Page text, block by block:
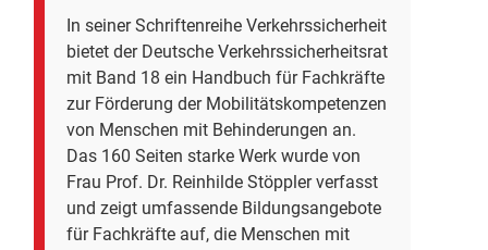
In seiner Schriftenreihe Verkehrssicherheit
bietet der Deutsche Verkehrssicherheitsrat
mit Band 18 ein Handbuch für Fachkräfte
zur Förderung der Mobilitätskompetenzen
von Menschen mit Behinderungen an.
Das 160 Seiten starke Werk wurde von
Frau Prof. Dr. Reinhilde Stöppler verfasst
und zeigt umfassende Bildungsangebote
für Fachkräfte auf, die Menschen mit